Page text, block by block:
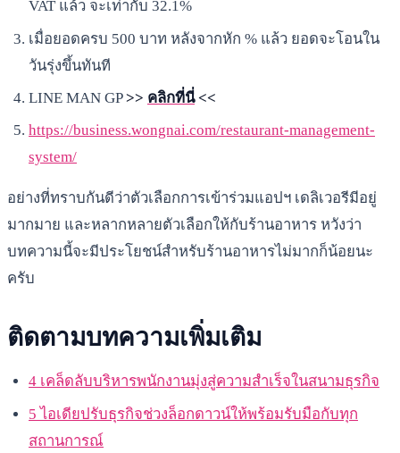
VAT แล้ว จะเท่ากับ 32.1%
เมื่อยอดครบ 500 บาท หลังจากหัก % แล้ว ยอดจะโอนใน
วันรุ่งขึ้นทันที
LINE MAN GP>> คลิกที่นี่ <<
https://business.wongnai.com/restaurant-management-
system/
อย่างที่ทราบกันดีว่าตัวเลือกการเข้าร่วมแอปฯ เดลิเวอรีมีอยู่
มากมาย และหลากหลายตัวเลือกให้กับร้านอาหาร หวังว่า
บทความนี้จะมีประโยชน์สำหรับร้านอาหารไม่มากก็น้อยนะ
ครับ
ติดตามบทความเพิ่มเติม
4 เคล็ดลับบริหารพนักงานมุ่งสู่ความสำเร็จในสนามธุรกิจ
5 ไอเดียปรับธุรกิจช่วงล็อกดาวน์ให้พร้อมรับมือกับทุก
สถานการณ์